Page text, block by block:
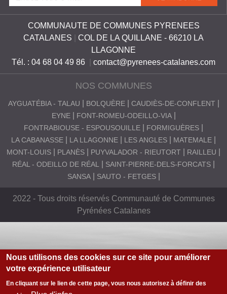
COMMUNAUTE DE COMMUNES PYRENEES
CATALANES
COL DE LA QUILLANE - 66210 LA
LLAGONNE
Tél. : 04 68 04 49 86
contact@pyrenees-catalanes.com
NOS COMMUNES
AYGUATÉBIA - TALAU BOLQUÈRE
CAUDIÈS-DE-CONFLENT
EYNE
FONT-ROMEU-ODEILLO-VIA
FONTRABIOUSE - ESPOUSOUILLE
FORMIGUÈRES
LA CABANASSE
LA LLAGONNE LES ANGLES
MATEMALE
MONT-LOUIS
PLANÈS PUYVALADOR - RIEUTORT
RAILLEU
RÉAL - ODEILLO DE RÉAL
SAINT-PIERRE-DELS-FORCATS
SANSA
SAUTO - FETGES
2022 - Tous droits réservés Communauté de Communes
Pyrénées Catalanes
Nous utilisons des cookies sur ce site pour améliorer
votre expérience utilisateur
En cliquant sur le lien de cette page, vous nous autorisez à définir des